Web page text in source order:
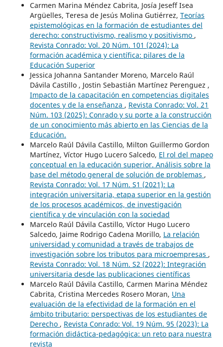
Carmen Marina Méndez Cabrita, Josía Jeseff Isea
Argüelles, Teresa de Jesús Molina Gutiérrez, Teorías
epistemológicas en la formación de estudiantes del
derecho: constructivismo, realismo y positivismo ,
Revista Conrado: Vol. 20 Núm. 101 (2024): La
formación académica y científica: pilares de la
Educación Superior
Jessica Johanna Santander Moreno, Marcelo Raúl
Dávila Castillo , Jostin Sebastián Martínez Perenguez ,
Impacto de la capacitación en competencias digitales
docentes y de la enseñanza , Revista Conrado: Vol. 21
Núm. 103 (2025): Conrado y su porte a la construcción
de un conocimiento más abierto en las Ciencias de la
Educación.
Marcelo Raúl Dávila Castillo, Milton Guillermo Gordon
Martínez, Víctor Hugo Lucero Salcedo, El rol del mapeo
conceptual en la educación superior. Análisis sobre la
base del método general de solución de problemas ,
Revista Conrado: Vol. 17 Núm. S1 (2021): La
integración universitaria, etapa superior en la gestión
de los procesos académicos, de investigación
científica y de vinculación con la sociedad
Marcelo Raúl Dávila Castillo, Víctor Hugo Lucero
Salcedo, Jaime Rodrigo Cadena Morillo, La relación
universidad y comunidad a través de trabajos de
investigación sobre los tributos para microempresas ,
Revista Conrado: Vol. 18 Núm. S2 (2022): Integración
universitaria desde las publicaciones científicas
Marcelo Raúl Dávila Castillo, Carmen Marina Méndez
Cabrita, Cristina Mercedes Rosero Moran, Una
evaluación de la efectividad de la formación en el
ámbito tributario: perspectivas de los estudiantes de
Derecho , Revista Conrado: Vol. 19 Núm. 95 (2023): La
formación didáctica-pedagógica: un reto para nuestra
revista